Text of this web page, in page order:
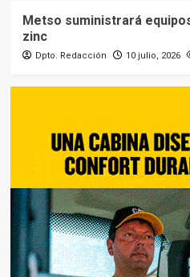
Metso suministrará
zinc
Dpto. Redacción 10 julio, 2026